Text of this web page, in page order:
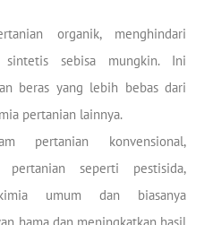
organik, menghindari
sintetis sebisa mungkin. Ini
beras yang lebih bebas dari
pertanian lainnya.
pertanian konvensional,
pertanian seperti pestisida,
umum dan biasanya